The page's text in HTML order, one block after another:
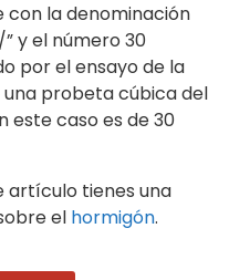
con la denominación
y el número 30
por el ensayo de la
probeta cúbica del
este caso es de 30
artículo tienes una
el hormigón.